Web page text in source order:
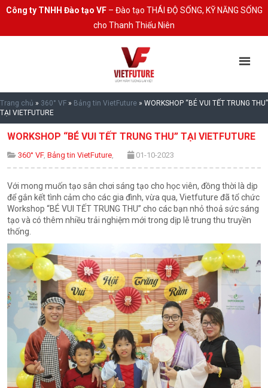
Công ty TNHH Đào tạo VF– Đào tạo THÁI ĐỘ SỐNG, KỸ NĂNG SỐNG
cho Thanh Thiếu Niên
Trang chủ » 360° VF » Bảng tin VietFuture » WORKSHOP “BÉ VUI TẾT TRUNG THU”
TẠI VIETFUTURE
WORKSHOP “BÉ VUI TẾT TRUNG THU” TẠI VIETFUTURE
360° VF, Bảng tin VietFuture, 01-10-2023
Với mong muốn tạo sân chơi sáng tạo cho học viên, đồng thời là dịp
để gắn kết tình cảm cho các gia đình, vừa qua, Vietfuture đã tổ chức
Workshop “BÉ VUI TẾT TRUNG THU” cho các bạn nhỏ thoả sức sáng
tạo và có thêm nhiều trải nghiệm mới trong dịp lễ trung thu truyền
thống.